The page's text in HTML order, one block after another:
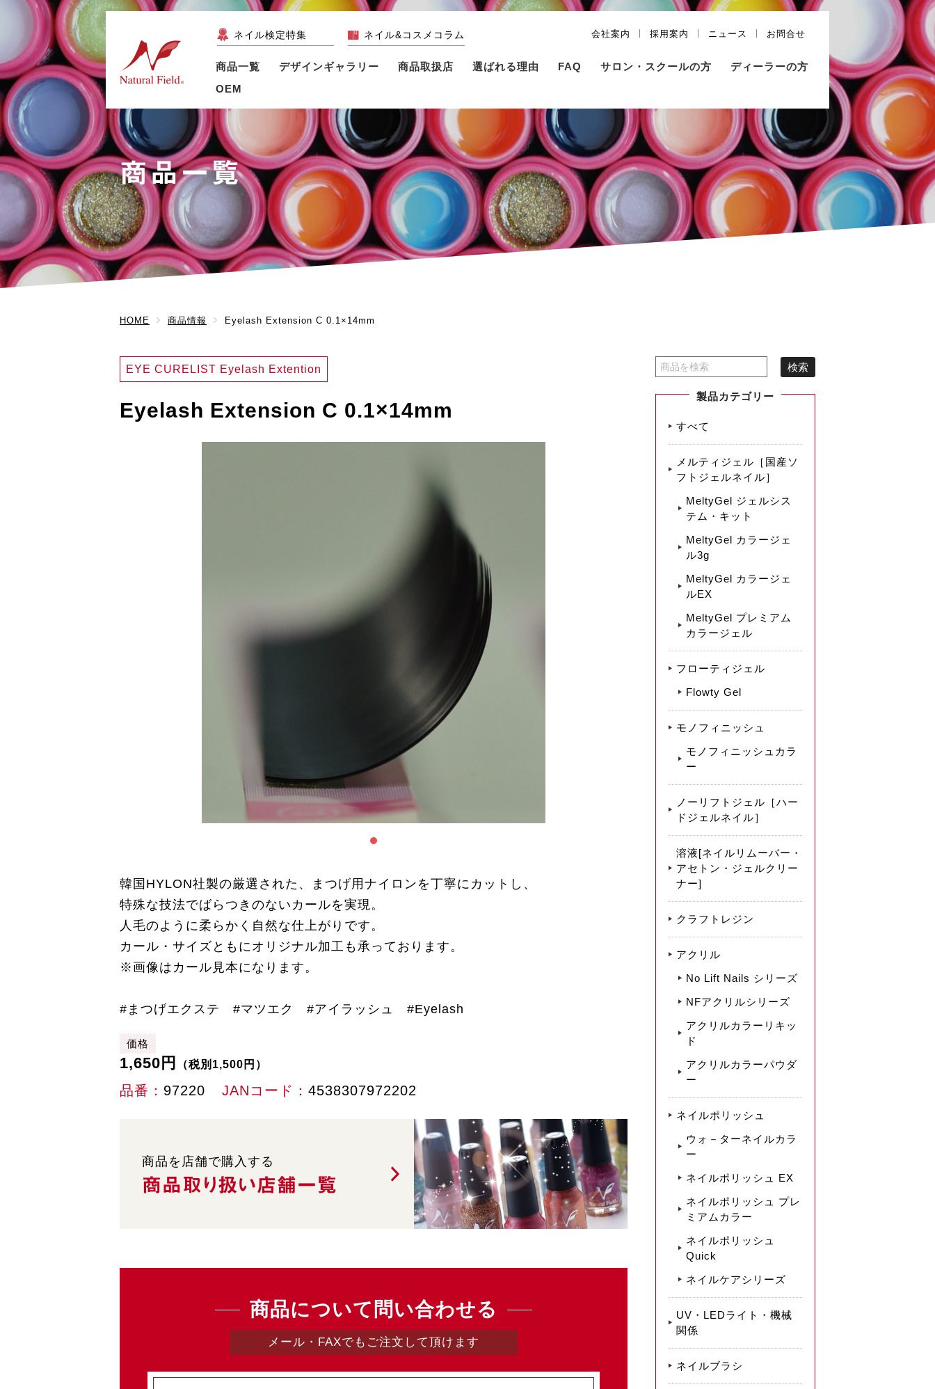
ネイル検定特集 ネイル&コスメコラム 会社案内 採用案内 ニュース お問合せ
商品一覧 デザインギャラリー 商品取扱店 選ばれる理由 FAQ サロン・スクールの方
ディーラーの方
OEM
商品一覧
HOME 商品情報 Eyelash Extension C 0.1×14mm
EYE CURELIST Eyelash Extention
Eyelash Extension C 0.1×14mm
韓国HYLON社製の厳選された、まつげ用ナイロンを丁寧にカットし、
特殊な技法でばらつきのないカールを実現。
人毛のように柔らかく自然な仕上がりです。
カール・サイズともにオリジナル加工も承っております。
※画像はカール見本になります。
#まつげエクステ #マツエク #アイラッシュ #Eyelash
価格
1,650円 （税別1,500円）
品番 97220 JANコード 4538307972202
商品を店舗で購入する
商品取り扱い店舗一覧
商品について問い合わせる
メール・FAXでもご注文して頂けます
製品カテゴリー
すべて
メルティジェル［国産ソ
フトジェルネイル］
MeltyGel ジェルシス
テム・キット
MeltyGel カラージェ
ル3g
MeltyGel カラージェ
ルEX
MeltyGel プレミアム
カラージェル
フローティジェル
Flowty Gel
モノフィニッシュ
モノフィニッシュカラ
ー
ノーリフトジェル［ハー
ドジェルネイル］
溶液[ネイルリムーバー・
アセトン・ジェルクリー
ナー]
クラフトレジン
アクリル
No Lift Nails シリーズ
NFアクリルシリーズ
アクリルカラーリキッ
ド
アクリルカラーパウダ
ー
ネイルポリッシュ
ウォ－ターネイルカラ
ー
ネイルポリッシュ EX
ネイルポリッシュ プレ
ミアムカラー
ネイルポリッシュ
Quick
ネイルケアシリーズ
UV・LEDライト・機械
関係
ネイルブラシ